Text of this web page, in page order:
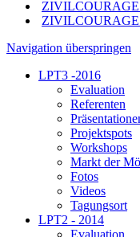
ZIVILCOURAGE
ZIVILCOURAGE
Navigation überspringen
LPT3 -2016
Evaluation
Referenten
Projektspots
Workshops
Markt der
Fotos
Videos
Tagungsort
LPT2 - 2014